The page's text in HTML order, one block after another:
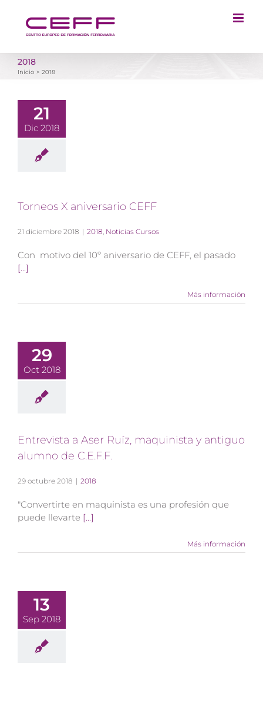
contenido
2018
Inicio 2018
21
Dic 2018
Torneos X aniversario CEFF
21 diciembre 2018 | 2018 Noticias Cursos
Con motivo del 10º aniversario de CEFF, el pasado
[...]
Más información
29
Oct 2018
Entrevista a Aser Ruíz, maquinista y antiguo
alumno de C.E.F.F.
29 octubre 2018 | 2018
"Convertirte en maquinista es una profesión que
puede llevarte [...]
Más información
13
Sep 2018